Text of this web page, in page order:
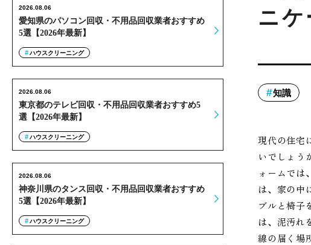
ニ
知識
現代の住宅
いでしょう
ォームでは
は、家の中
ブルと椅子
は、泥汚れ
線の届く場
愛知県のパソコン回収・不用品回収業者おすすめ
5選【2026年最新】
2026.08.06
ハウスクリーニング
東京都のテレビ回収・不用品回収業者おすすめ5
選【2026年最新】
2026.08.06
ハウスクリーニング
神奈川県のタンス回収・不用品回収業者おすすめ
5選【2026年最新】
2026.08.06
ハウスクリーニング